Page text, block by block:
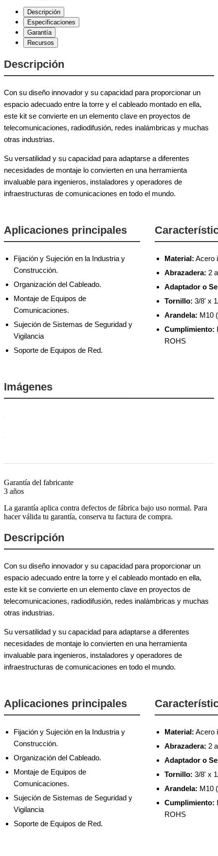
Descripción
Especificaciones
Garantía
Recursos
Descripción
Con su diseño innovador y su capacidad para proporcionar un
espacio adecuado entre la torre y el cableado montado en ella,
este kit se convierte en un elemento clave en proyectos de
telecomunicaciones, radiodifusión, redes inalámbricas y muchas
otras industrias.
Su versatilidad y su capacidad para adaptarse a diferentes
necesidades de montaje lo convierten en una herramienta
invaluable para ingenieros, instaladores y operadores de
infraestructuras de comunicaciones en todo el mundo.
Aplicaciones principales
Fijación y Sujeción en la Industria y
Construcción.
Organización del Cableado.
Montaje de Equipos de
Comunicaciones.
Sujeción de Sistemas de Seguridad y
Vigilancia
Soporte de Equipos de Red.
Material: Acero
Abrazadera: 2
Adaptador o
Tornillo: 3/8' x
Arandela: M10
Cumplimiento:
ROHS
Imágenes
Garantía del fabricante
3 años
La garantía aplica contra defectos de fábrica bajo uso normal. Para
hacer válida tu garantía, conserva tu factura de compra.
Descripción
Con su diseño innovador y su capacidad para proporcionar un
espacio adecuado entre la torre y el cableado montado en ella,
este kit se convierte en un elemento clave en proyectos de
telecomunicaciones, radiodifusión, redes inalámbricas y muchas
otras industrias.
Su versatilidad y su capacidad para adaptarse a diferentes
necesidades de montaje lo convierten en una herramienta
invaluable para ingenieros, instaladores y operadores de
infraestructuras de comunicaciones en todo el mundo.
Aplicaciones principales
Fijación y Sujeción en la Industria y
Construcción.
Organización del Cableado.
Montaje de Equipos de
Comunicaciones.
Sujeción de Sistemas de Seguridad y
Vigilancia
Soporte de Equipos de Red.
Material: Acero
Abrazadera: 2
Adaptador o
Tornillo: 3/8' x
Arandela: M10
Cumplimiento:
ROHS